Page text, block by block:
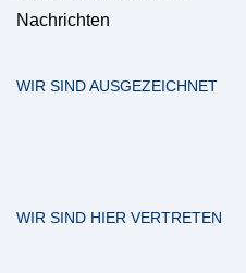
Nachrichten
WIR SIND AUSGEZEICHNET
WIR SIND HIER VERTRETEN